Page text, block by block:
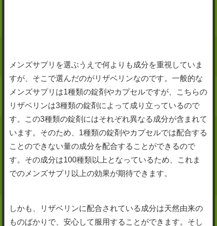
メンズサプリを選ぶうえで何よりも成分を重視していま
すが、そこで選んだのがリザベリンなのです。一般的な
メンズサプリは1種類の錠剤やカプセルですが、こちらの
リザベリンは3種類の錠剤によって成り立っているので
す。この3種類の錠剤にはそれぞれ異なる成分が含まれて
います。そのため、1種類の錠剤やカプセルでは配合する
ことのできない量の成分を配合することができるので
す。その成分は100種類以上となっているため、これま
でのメンズサプリ以上の効果が期待できます。
しかも、リザベリンに配合されている成分は天然由来の
ものばかりで、安心して服用することができます。そし